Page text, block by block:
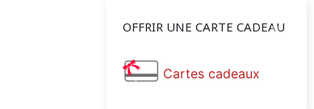
OFFRIR UNE CARTE CADEAU
Cartes cadeaux